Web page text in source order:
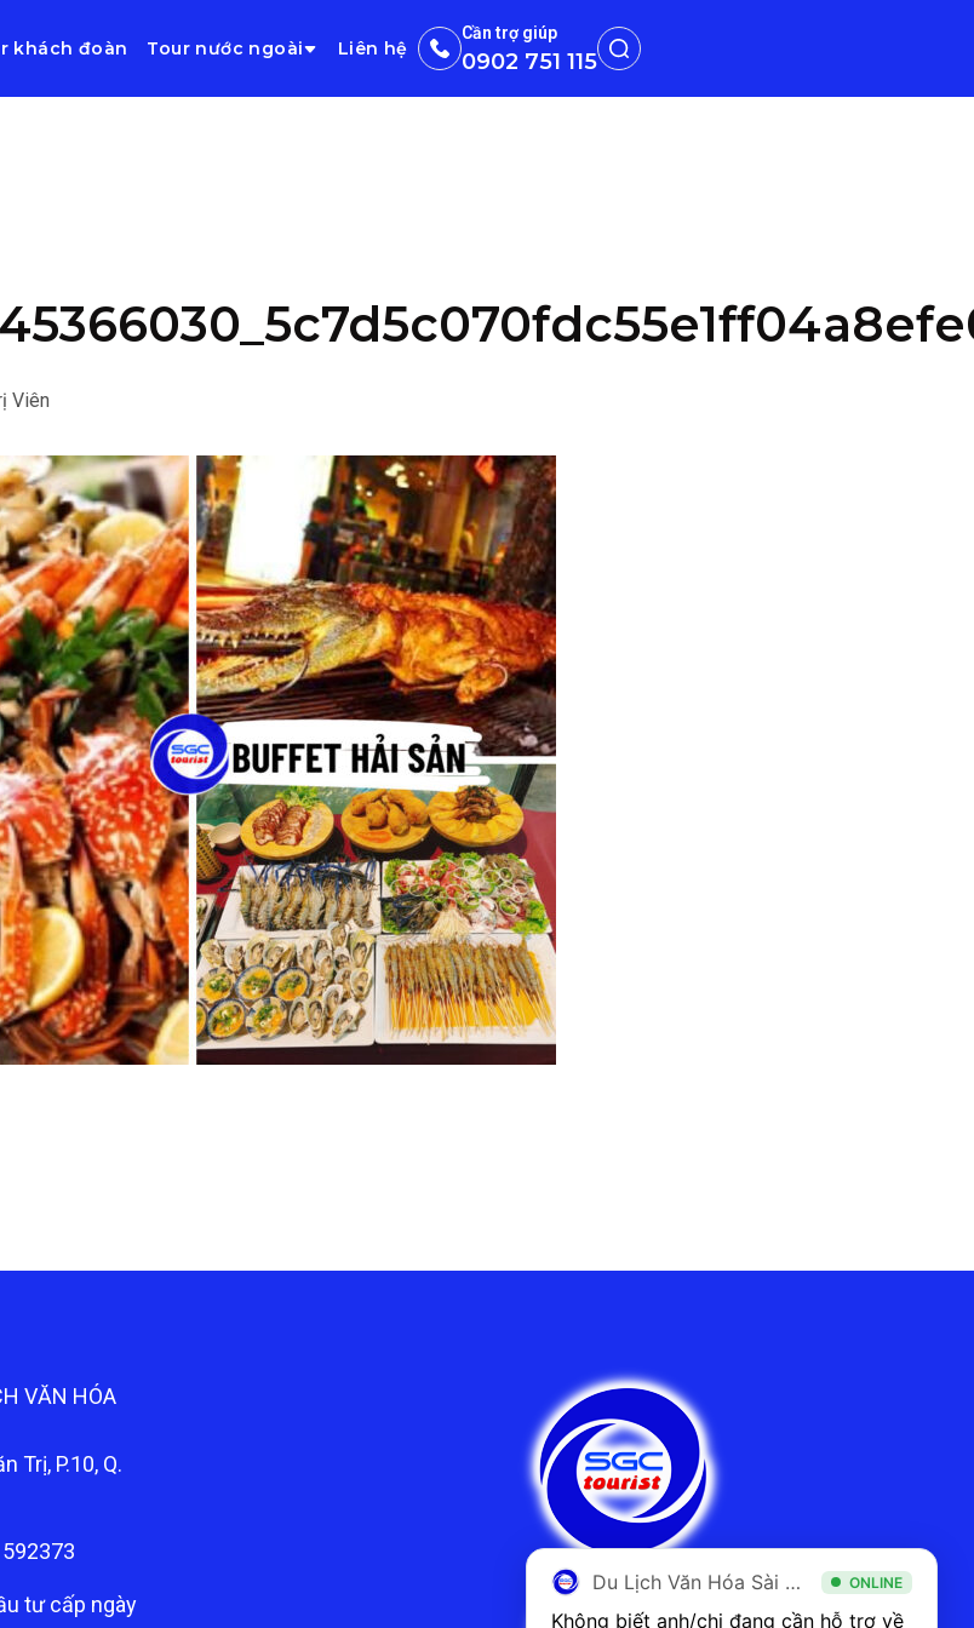
khách đoàn Tour nước ngoài Liên hệ
Cần trợ giúp
0902 751 115
Viên
VĂN HÓA
Trị, P.10, Q.
tư cấp ngày
Du Lịch Văn Hóa Sài Gòn ONLINE
Không biết anh/chị đang cần hỗ trợ về